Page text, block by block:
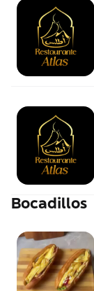
Bocadillos